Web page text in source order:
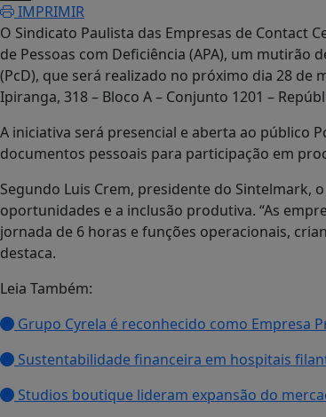
IMPRIMIR
O Sindicato Paulista das Empresas de Contact
de Pessoas com Deficiência (APA), um
(PcD), que será realizado no próximo dia 28 de
Ipiranga, 318 – Bloco A – Conjunto 1201 –
A iniciativa será presencial e aberta ao público
documentos pessoais para participação em
Segundo Luis Crem, presidente do
oportunidades e a inclusão produtiva. “As
jornada de 6 horas e funções operacionais,
destaca.
Leia Também:
Grupo Cyrela é reconhecido como Empresa
Sustentabilidade financeira em hospitais
Studios boutique lideram expansão do